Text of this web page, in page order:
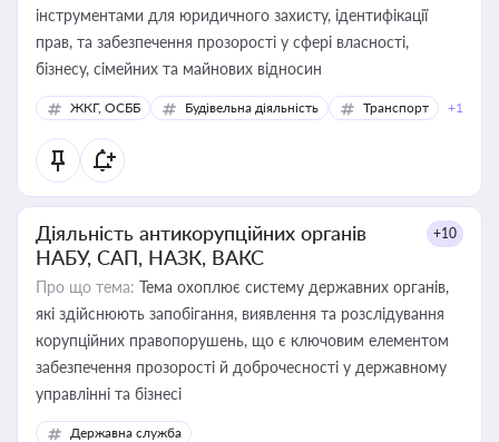
інструментами для юридичного захисту, ідентифікації
прав, та забезпечення прозорості у сфері власності,
бізнесу, сімейних та майнових відносин
ЖКГ, ОСББ Будівельна діяльність Транспорт +1
Діяльність антикорупційних органів
НАБУ, САП, НАЗК, ВАКС
+10
Про що тема: Тема охоплює систему державних органів,
які здійснюють запобігання, виявлення та розслідування
корупційних правопорушень, що є ключовим елементом
забезпечення прозорості й доброчесності у державному
управлінні та бізнесі
Державна служба